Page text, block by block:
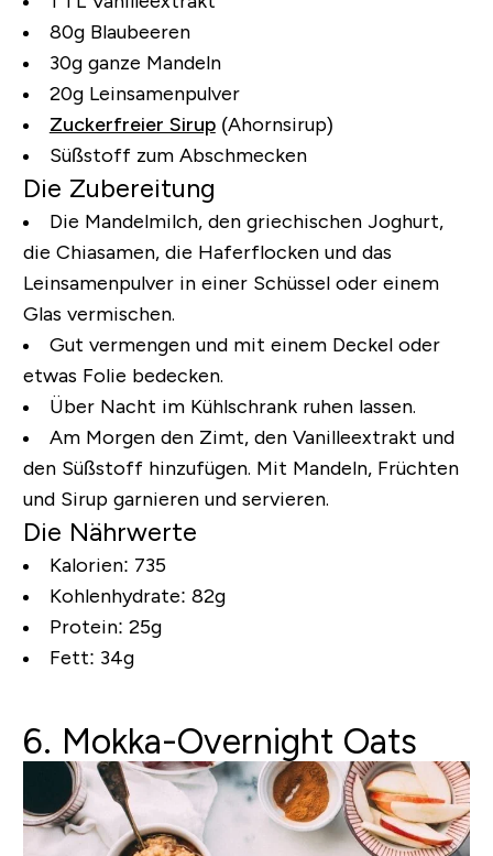
80g Blaubeeren
30g ganze Mandeln
20g Leinsamenpulver
Zuckerfreier Sirup(Ahornsirup)
Süßstoff zum Abschmecken
Die Zubereitung
Die Mandelmilch, den griechischen Joghurt,
die Chiasamen, die Haferflocken und das
Leinsamenpulver in einer Schüssel oder einem
Glas vermischen.
Gut vermengen und mit einem Deckel oder
etwas Folie bedecken.
Über Nacht im Kühlschrank ruhen lassen.
Am Morgen den Zimt, den Vanilleextrakt und
den Süßstoff hinzufügen. Mit Mandeln, Früchten
und Sirup garnieren und servieren.
Die Nährwerte
Kalorien: 735
Kohlenhydrate: 82g
Protein: 25g
Fett: 34g
6. Mokka-Overnight Oats